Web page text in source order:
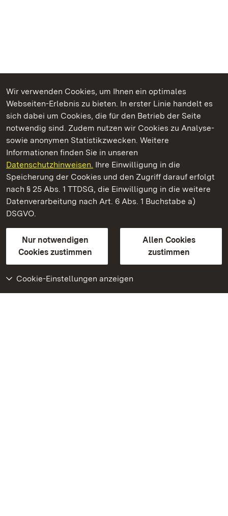
Wir verwenden Cookies, um Ihnen ein optimales
Webseiten-Erlebnis zu bieten. In erster Linie handelt es
sich dabei um Cookies, die für den Betrieb der Seite
notwendig sind. Zudem nutzen wir Cookies zu Analyse-
sowie anonymen Statistikzwecken. Weitere
Informationen finden Sie in unseren
Datenschutzhinweisen. Ihre Einwilligung in die
Speicherung der Cookies und den Zugriff darauf erfolgt
nach § 25 Abs. 1 TTDSG, die Einwilligung in die weitere
Datenverarbeitung nach Art. 6 Abs. 1 Buchstabe a)
DSGVO.
Nur notwendigen
Cookies zustimmen
Allen Cookies
zustimmen
Cookie-Einstellungen anzeigen
Kommen. Staunen. Genießen.
Kloster Wiblingen
Staatliche Schlösser und Gärten Baden-Württemberg
Kontakt
GebärdenspracheLeichte Sprache
Erklärung zur Barrierefreiheit
BITV-konform (geprüfte Seiten)
Weiteres